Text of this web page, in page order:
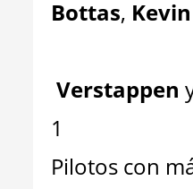
Bottas,
Verstappen
1
Pilotos con